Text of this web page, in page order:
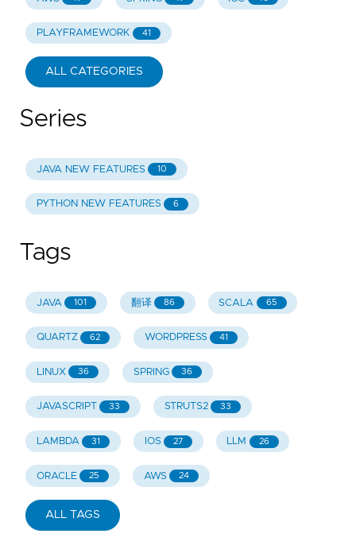
PLAYFRAMEWORK 41
ALL CATEGORIES
Series
JAVA NEW FEATURES 10
PYTHON NEW FEATURES 6
Tags
JAVA 101 翻译 86 SCALA 65
QUARTZ 62 WORDPRESS 41
LINUX 36 SPRING 36
JAVASCRIPT 33 STRUTS2 33
LAMBDA 31 IOS 27 LLM 26
ORACLE 25 AWS 24
ALL TAGS